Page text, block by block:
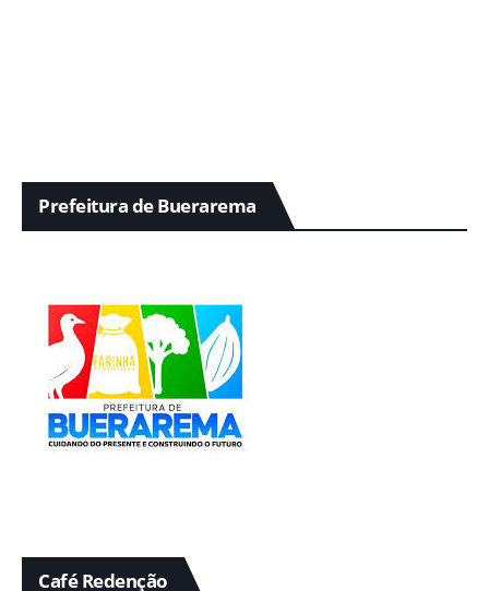
Prefeitura de Buerarema
Café Redenção